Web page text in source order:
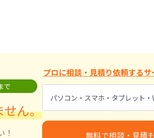
で
せん。
！
プロに相談・見積り依頼する
無料で相談・見積